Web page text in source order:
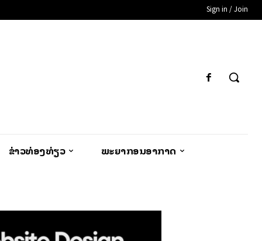
Sign in / Join
ຂ່າວທ່ອງທ່ຽວ ພະຍາກອນອາກາດ